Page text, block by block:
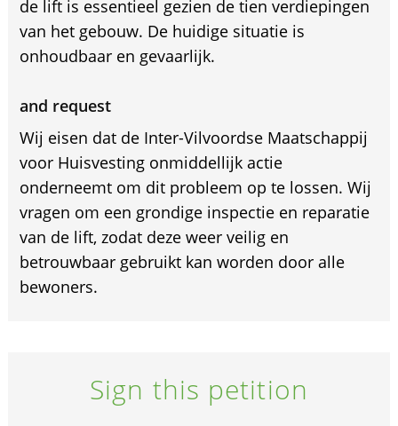
de lift is essentieel gezien de tien verdiepingen
van het gebouw. De huidige situatie is
onhoudbaar en gevaarlijk.
and request
Wij eisen dat de Inter-Vilvoordse Maatschappij
voor Huisvesting onmiddellijk actie
onderneemt om dit probleem op te lossen. Wij
vragen om een grondige inspectie en reparatie
van de lift, zodat deze weer veilig en
betrouwbaar gebruikt kan worden door alle
bewoners.
Sign this petition